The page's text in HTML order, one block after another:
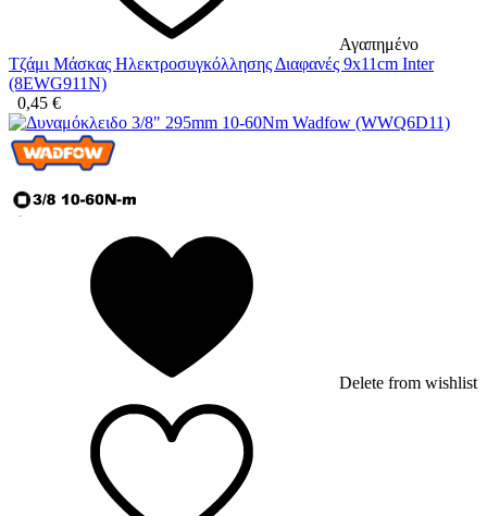
Αγαπημένο
Τζάμι Μάσκας Ηλεκτροσυγκόλλησης Διαφανές 9x11cm Inter
(8EWG911N)
0,45 €
Delete from wishlist